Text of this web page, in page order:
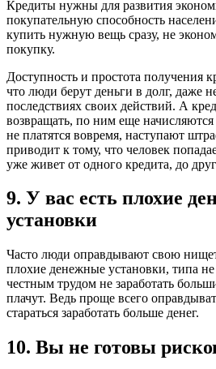
Кредиты нужны для развития
покупательную способность
купить нужную вещь сразу, не
покупку.
Доступность и простота получения
что люди берут деньги в долг, даже
последствиях своих действий. А
возвращать, по ним еще
не платятся вовремя, наступают
приводит к тому, что человек
уже живет от одного кредита, до
9. У вас есть плохие
установки
Часто люди оправдывают свою
плохие денежные установки, типа не
честным трудом не заработать
плачут. Ведь проще всего
стараться заработать больше денег.
10. Вы не готовы